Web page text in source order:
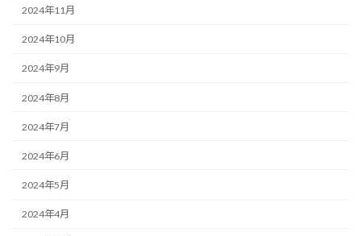
2024年11月
2024年10月
2024年9月
2024年8月
2024年7月
2024年6月
2024年5月
2024年4月